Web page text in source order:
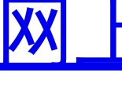
网